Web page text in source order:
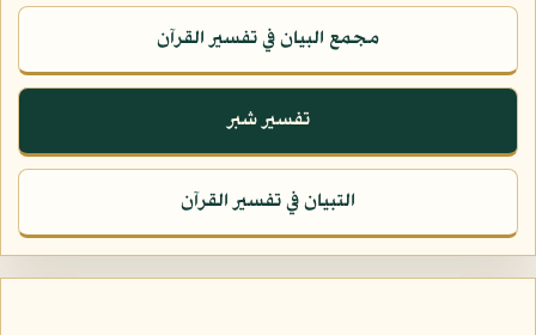
مجمع البيان في تفسير القرآن
تفسير شبر
التبيان في تفسير القرآن